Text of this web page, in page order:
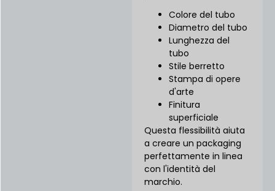
Colore del tubo
Diametro del tubo
Lunghezza del
tubo
Stile berretto
Stampa di opere
d'arte
Finitura
superficiale
Questa flessibilità aiuta
a creare un packaging
perfettamente in linea
con l'identità del
marchio.